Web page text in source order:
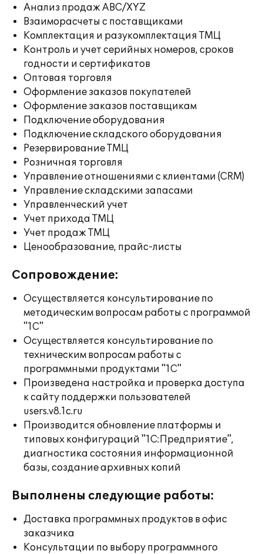
Анализ продаж ABC/XYZ
Взаиморасчеты с поставщиками
Комплектация и разукомплектация ТМЦ
Контроль и учет серийных номеров, сроков
годности и сертификатов
Оптовая торговля
Оформление заказов покупателей
Оформление заказов поставщикам
Подключение оборудования
Подключение складского оборудования
Резервирование ТМЦ
Розничная торговля
Управление отношениями с клиентами (CRM)
Управление складскими запасами
Управленческий учет
Учет прихода ТМЦ
Учет продаж ТМЦ
Ценообразование, прайс-листы
Сопровождение:
Осуществляется консультирование по
методическим вопросам работы с программой
"1С"
Осуществляется консультирование по
техническим вопросам работы с
программными продуктами "1С"
Произведена настройка и проверка доступа
к сайту поддержки пользователей
users.v8.1c.ru
Производится обновление платформы и
типовых конфигураций "1С:Предприятие",
диагностика состояния информационной
базы, создание архивных копий
Выполнены следующие работы:
Доставка программных продуктов в офис
заказчика
Консультации по выбору программного